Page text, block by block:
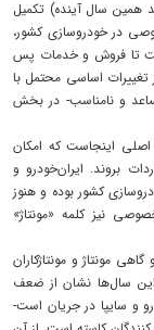
همین سال آینده) تکمیل
در خودروسازی کشور،
تا فروش و خدمات پس
اساسی محتمل با
و نامناسب- در بخش
اصلی اینجاست که امکان
بروند. ایران‌خودرو و
کشور بوده و هنوز
نیز کلمه «مونتاژ»
مونتاژ و مونتاژکاران
سال‌ها نشان از ضعف
و سایپا در جریان است-